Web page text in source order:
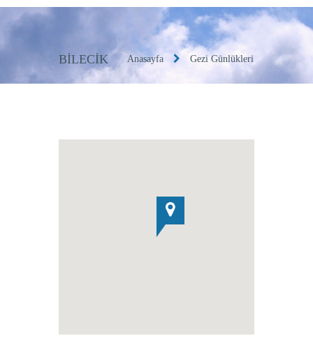
BILECIK Anasayfa
Gezi Günlükleri